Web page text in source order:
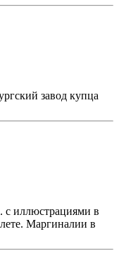
завод купца
с иллюстрациями в
Маргиналии в